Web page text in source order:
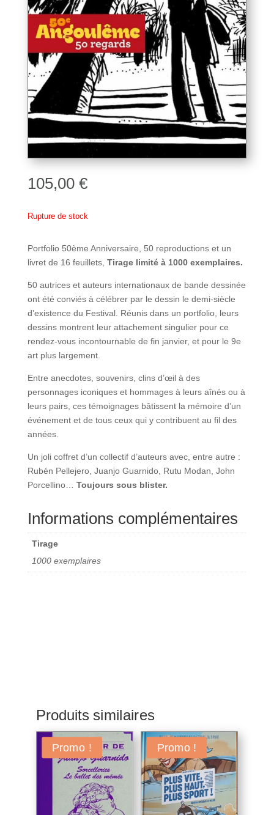
105,00 €
Rupture de stock
Portfolio 50ème Anniversaire, 50 reproductions et un
livret de 16 feuillets, Tirage limité à 1000 exemplaires.
50 autrices et auteurs internationaux de bande dessinée
ont été conviés à célébrer par le dessin le demi-siècle
d’existence du Festival. Réunis dans un portfolio, leurs
dessins montrent leur attachement singulier pour ce
rendez-vous incontournable de fin janvier, et pour le 9e
art plus largement.
Entre anecdotes, souvenirs, clins d’œil à des
personnages iconiques et hommages à leurs aînés ou à
leurs pairs, ces témoignages bâtissent la mémoire d’un
événement et de tous ceux qui y contribuent au fil des
années.
Un joli coffret d’un collectif d’auteurs avec, entre autre :
Rubén Pellejero, Juanjo Guarnido, Rutu Modan, John
Porcellino… Toujours sous blister.
Informations complémentaires
Tirage
1000 exemplaires
Produits similaires
Promo ! Promo !